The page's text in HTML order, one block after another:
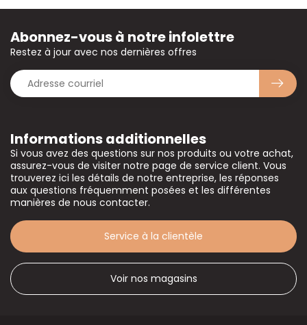
Informations additionnelles
Si vous avez des questions sur nos produits ou votre achat,
assurez-vous de visiter notre page de service client. Vous
trouverez ici les détails de notre entreprise, les réponses
aux questions fréquemment posées et les différentes
manières de nous contacter.
Service à la clientèle
Voir nos magasins
Abonnez-vous à notre infolettre
Restez à jour avec nos dernières offres